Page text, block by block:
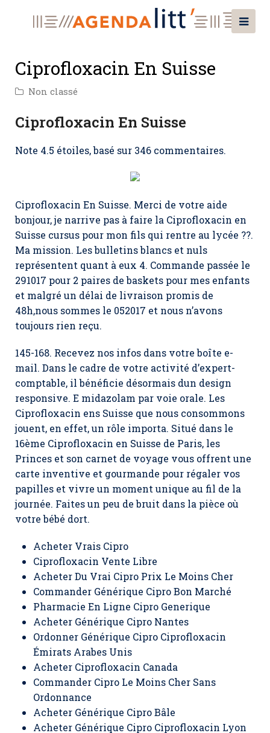
Ciprofloxacin En Suisse
Non classé
Ciprofloxacin En Suisse
Note 4.5 étoiles, basé sur 346 commentaires.
Ciprofloxacin En Suisse. Merci de votre aide
bonjour, je narrive pas à faire la Ciprofloxacin en
Suisse cursus pour mon fils qui rentre au lycée ??.
Ma mission. Les bulletins blancs et nuls
représentent quant à eux 4. Commande passée le
291017 pour 2 paires de baskets pour mes enfants
et malgré un délai de livraison promis de
48h,nous sommes le 052017 et nous n’avons
toujours rien reçu.
145-168. Recevez nos infos dans votre boîte e-
mail. Dans le cadre de votre activité d’expert-
comptable, il bénéficie désormais dun design
responsive. E midazolam par voie orale. Les
Ciprofloxacin ens Suisse que nous consommons
jouent, en effet, un rôle importa. Situé dans le
16ème Ciprofloxacin en Suisse de Paris, les
Princes et son carnet de voyage vous offrent une
carte inventive et gourmande pour régaler vos
papilles et vivre un moment unique au fil de la
journée. Faites un peu de bruit dans la pièce où
votre bébé dort.
Acheter Vrais Cipro
Ciprofloxacin Vente Libre
Acheter Du Vrai Cipro Prix Le Moins Cher
Commander Générique Cipro Bon Marché
Pharmacie En Ligne Cipro Generique
Acheter Générique Cipro Nantes
Ordonner Générique Cipro Ciprofloxacin
Émirats Arabes Unis
Acheter Ciprofloxacin Canada
Commander Cipro Le Moins Cher Sans
Ordonnance
Acheter Générique Cipro Bâle
Acheter Générique Cipro Ciprofloxacin Lyon